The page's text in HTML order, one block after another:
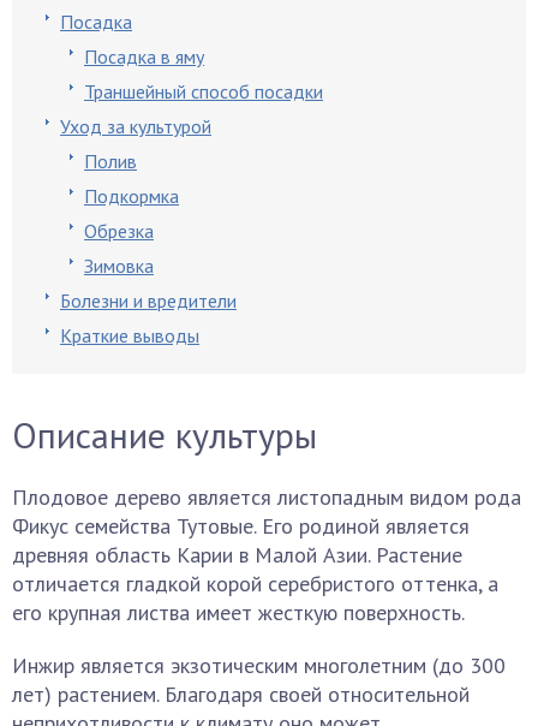
Посадка
Посадка в яму
Траншейный способ посадки
Уход за культурой
Полив
Подкормка
Обрезка
Зимовка
Болезни и вредители
Краткие выводы
Описание культуры
Плодовое дерево является листопадным видом рода
Фикус семейства Тутовые. Его родиной является
древняя область Карии в Малой Азии. Растение
отличается гладкой корой серебристого оттенка, а
его крупная листва имеет жесткую поверхность.
Инжир является экзотическим многолетним (до 300
лет) растением. Благодаря своей относительной